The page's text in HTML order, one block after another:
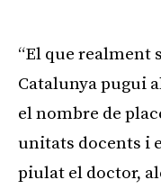
“El que realment
Catalunya pugui
el nombre de
unitats docents i
piulat el doctor,